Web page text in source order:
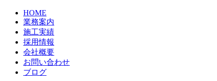
HOME
業務案内
施工実績
採用情報
会社概要
お問い合わせ
ブログ